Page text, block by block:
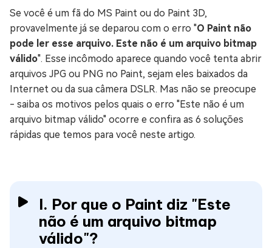
Se você é um fã do MS Paint ou do Paint 3D,
provavelmente já se deparou com o erro "O Paint não
pode ler esse arquivo. Este não é um arquivo bitmap
válido". Esse incômodo aparece quando você tenta abrir
arquivos JPG ou PNG no Paint, sejam eles baixados da
Internet ou da sua câmera DSLR. Mas não se preocupe
- saiba os motivos pelos quais o erro "Este não é um
arquivo bitmap válido" ocorre e confira as 6 soluções
rápidas que temos para você neste artigo.
I. Por que o Paint diz "Este
não é um arquivo bitmap
válido"?